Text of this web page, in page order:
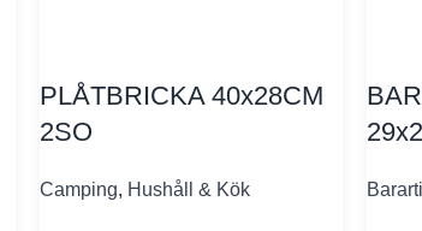
PLÅTBRICKA 40x28CM
2SO
Camping, Hushåll & Kök